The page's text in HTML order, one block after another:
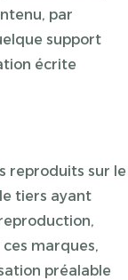
par
support
écrite
reproduits sur le
tiers ayant
marques,
préalable